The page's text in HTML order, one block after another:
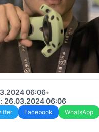
06:06•
26.03.2024 06:06
Facebook WhatsApp